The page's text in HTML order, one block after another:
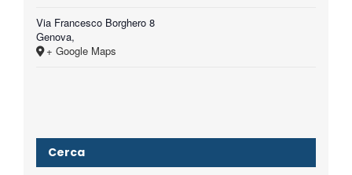
Via Francesco Borghero 8
Genova,
+ Google Maps
Cerca